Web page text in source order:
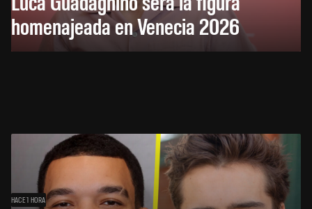
homenajeada en Venecia 2026
HACE 1 HORA